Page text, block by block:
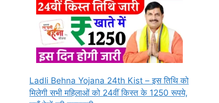
Ladli Behna Yojana 24th Kist – इस तिथि को
मिलेगी सभी महिलाओं को 24वीं किस्त के 1250 रूपये,